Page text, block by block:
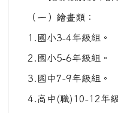
（一）繪畫類：
1.國小3-4年級組。
2.國小5-6年級組。
3.國中7-9年級組。
4.高中(職)10-12年